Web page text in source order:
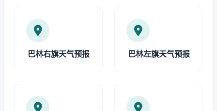
巴林右旗天气预报 巴林左旗天气预报